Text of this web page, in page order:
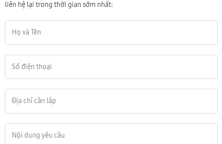
liên hệ lại trong thời gian sớm nhất: